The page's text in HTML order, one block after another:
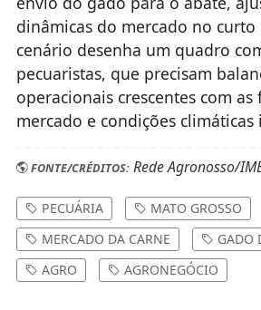
dinâmicas do mercado no curto
cenário desenha um quadro
pecuaristas, que precisam
operacionais crescentes com
mercado e condições climáticas
FONTE/CRÉDITOS:Rede Agronosso/
PECUÁRIA MATO GROSSO
MERCADO DA CARNE
GADO
AGRO
AGRONEGÓCIO